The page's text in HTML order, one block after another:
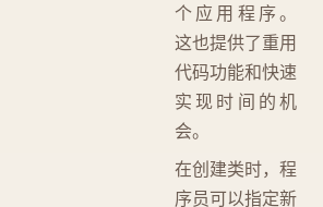
个应用程序。
这也提供了重用
代码功能和快速
实现时间的机
会。
在创建类时，程
序员可以指定新